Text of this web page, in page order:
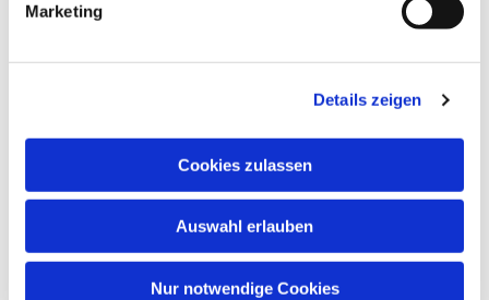
Marketing
Details zeigen
Cookies zulassen
Auswahl erlauben
Nur notwendige Cookies